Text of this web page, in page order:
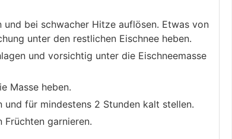
und bei schwacher Hitze auflösen. Etwas von
unter den restlichen Eischnee heben.
und vorsichtig unter die Eischneemasse
Masse heben.
und für mindestens 2 Stunden kalt stellen.
garnieren.